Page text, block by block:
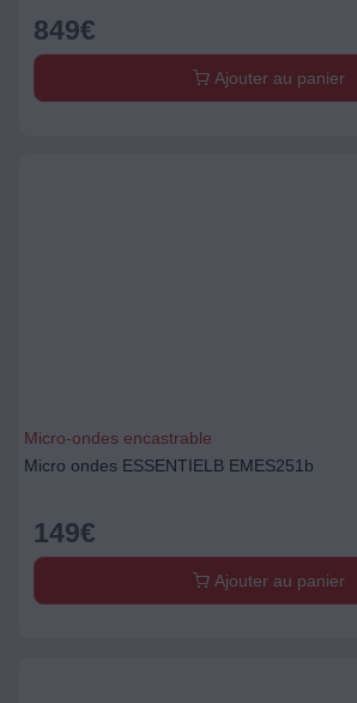
849€
Ajouter au panier
Micro-ondes encastrable
Micro ondes ESSENTIELB EMES251b
149€
Ajouter au panier